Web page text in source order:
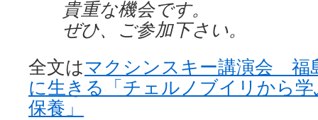
貴重な機会です。
ぜひ、ご参加下さい。
全文はマクシンスキー講演会 福
に生きる「チェルノブイリから
保養」